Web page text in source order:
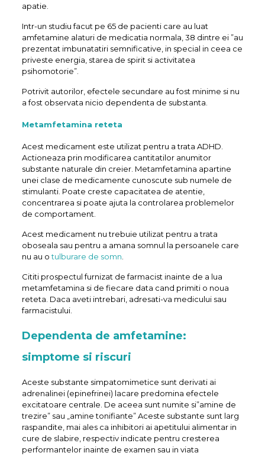
apatie.
Intr-un studiu facut pe 65 de pacienti care au luat
amfetamine alaturi de medicatia normala, 38 dintre ei ”au
prezentat imbunatatiri semnificative, in special in ceea ce
priveste energia, starea de spirit si activitatea
psihomotorie”.
Potrivit autorilor, efectele secundare au fost minime si nu
a fost observata nicio dependenta de substanta.
Metamfetamina reteta
Acest medicament este utilizat pentru a trata ADHD.
Actioneaza prin modificarea cantitatilor anumitor
substante naturale din creier. Metamfetamina apartine
unei clase de medicamente cunoscute sub numele de
stimulanti. Poate creste capacitatea de atentie,
concentrarea si poate ajuta la controlarea problemelor
de comportament.
Acest medicament nu trebuie utilizat pentru a trata
oboseala sau pentru a amana somnul la persoanele care
nu au otulburare de somn
Cititi prospectul furnizat de farmacist inainte de a lua
metamfetamina si de fiecare data cand primiti o noua
reteta. Daca aveti intrebari, adresati-va medicului sau
farmacistului.
Dependenta de amfetamine:
simptome si riscuri
Aceste substante simpatomimetice sunt derivati ai
adrenalinei (epinefrinei) lacare predomina efectele
excitatoare centrale. De aceea sunt numite si”amine de
trezire” sau „amine tonifiante” Aceste substante sunt larg
raspandite, mai ales ca inhibitori ai apetitului alimentar in
cure de slabire, respectiv indicate pentru cresterea
performantelor inainte de examen sau in viata